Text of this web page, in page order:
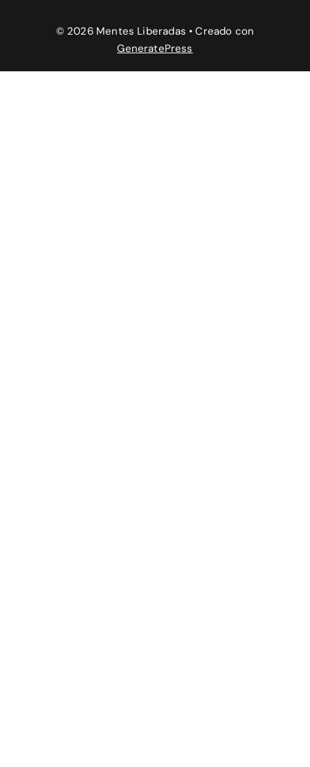
© 2026 Mentes Liberadas • Creado con
GeneratePress